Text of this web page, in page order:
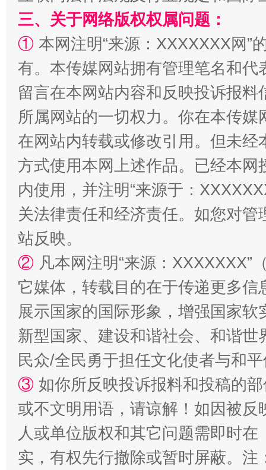
解纷+调解+退费，一次搞定
站台名比不上好声名
三、关于网络版权权属问题：
① 本网注明“来源：XXXXXXX网”
有。本传媒网站拥有管理笔名和
留言在本网站内容和反映投诉报
所属网站的一切权力。你在本传
在网站内转载或修改引用。但未
方式使用本网上述作品。已经本
内使用，并注明“来源于：
关法律责任和经济责任。如您对
站反映。
② 凡本网注明“来源：
它媒体，转载目的在于传递更多
展示国家的国际形象，增强国家
新型国家、建设和谐社会、和谐
民众/全民勇于担任文化使者与和
③ 如你所反映投诉报料和投稿的
或不文明用语，请谅解！如因被
人或单位版权和其它问题需即时在
实，有权先行撤除或暂时屏蔽。